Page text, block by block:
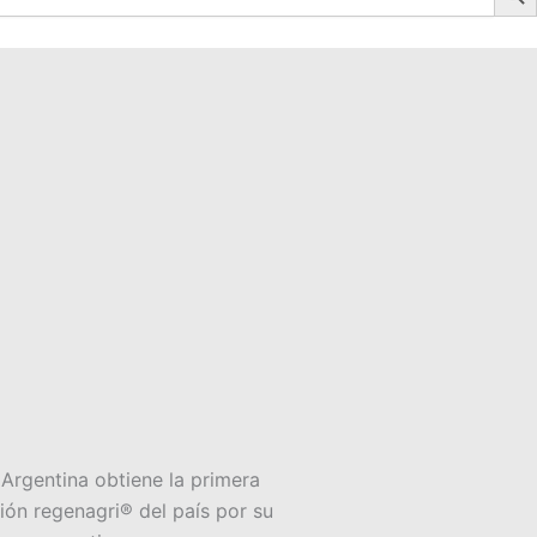
obtiene la primera
regenagri® del país por su